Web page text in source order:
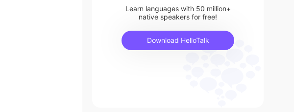
Learn languages with 50 million+
native speakers for free!
Download HelloTalk